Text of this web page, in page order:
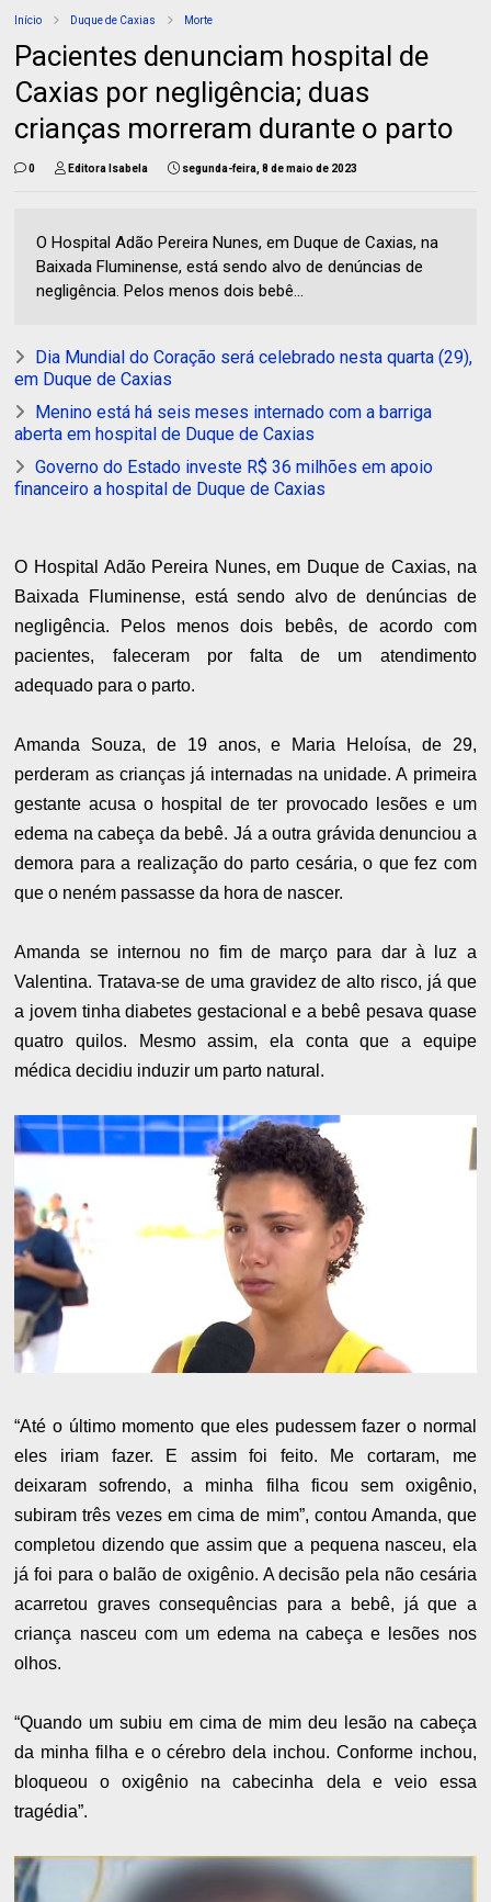
Início Duque de Caxias Morte
Pacientes denunciam hospital de
Caxias por negligência; duas
crianças morreram durante o parto
0 Editora Isabela segunda-feira, 8 de maio de 2023
O Hospital Adão Pereira Nunes, em Duque de Caxias, na
Baixada Fluminense, está sendo alvo de denúncias de
negligência. Pelos menos dois bebê...
Dia Mundial do Coração será celebrado nesta quarta (29),
em Duque de Caxias
Menino está há seis meses internado com a barriga
aberta em hospital de Duque de Caxias
Governo do Estado investe R$ 36 milhões em apoio
financeiro a hospital de Duque de Caxias
O Hospital Adão Pereira Nunes, em Duque de Caxias, na
Baixada Fluminense, está sendo alvo de denúncias de
negligência. Pelos menos dois bebês, de acordo com
pacientes, faleceram por falta de um atendimento
adequado para o parto.
Amanda Souza, de 19 anos, e Maria Heloísa, de 29,
perderam as crianças já internadas na unidade. A primeira
gestante acusa o hospital de ter provocado lesões e um
edema na cabeça da bebê. Já a outra grávida denunciou a
demora para a realização do parto cesária, o que fez com
que o neném passasse da hora de nascer.
Amanda se internou no fim de março para dar à luz a
Valentina. Tratava-se de uma gravidez de alto risco, já que
a jovem tinha diabetes gestacional e a bebê pesava quase
quatro quilos. Mesmo assim, ela conta que a equipe
médica decidiu induzir um parto natural.
“Até o último momento que eles pudessem fazer o normal
eles iriam fazer. E assim foi feito. Me cortaram, me
deixaram sofrendo, a minha filha ficou sem oxigênio,
subiram três vezes em cima de mim”, contou Amanda, que
completou dizendo que assim que a pequena nasceu, ela
já foi para o balão de oxigênio. A decisão pela não cesária
acarretou graves consequências para a bebê, já que a
criança nasceu com um edema na cabeça e lesões nos
olhos.
“Quando um subiu em cima de mim deu lesão na cabeça
da minha filha e o cérebro dela inchou. Conforme inchou,
bloqueou o oxigênio na cabecinha dela e veio essa
tragédia”.